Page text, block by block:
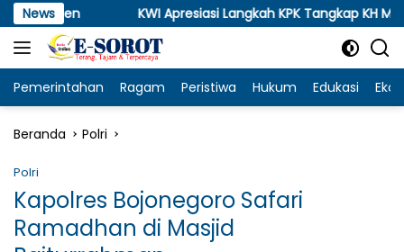
Langsung
ke
konten
NewsKWI Apresiasi Langkah KPK Tangkap KH Mah’rus,
Pemerintahan Ragam Peristiwa Hukum Edukasi
Beranda Polri
Polri
Kapolres Bojonegoro Safari
Ramadhan di Masjid